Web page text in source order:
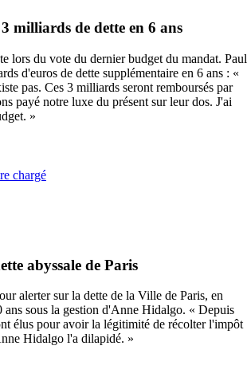
milliards de dette en 6 ans
lors du vote du dernier budget du mandat. Paul
d'euros de dette supplémentaire en 6 ans : «
pas. Ces 3 milliards seront remboursés par
payé notre luxe du présent sur leur dos. J'ai
»
chargé
abyssale de Paris
alerter sur la dette de la Ville de Paris, en
ans sous la gestion d'Anne Hidalgo. « Depuis
élus pour avoir la légitimité de récolter l'impôt
Hidalgo l'a dilapidé. »